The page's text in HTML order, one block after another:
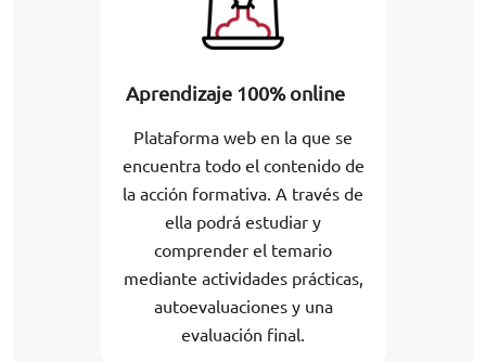
Aprendizaje 100% online
Plataforma web en la que se
encuentra todo el contenido de
la acción formativa. A través de
ella podrá estudiar y
comprender el temario
mediante actividades prácticas,
autoevaluaciones y una
evaluación final.